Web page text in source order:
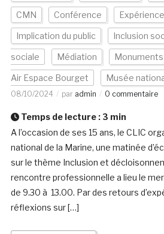
CMN Conférence
Implication du public Inclusion
sociale Médiation Monuments
Air Espace Bourget Musée
08/10/2024 par admin 0 commentaire
Temps de lecture : 3 min
A l’occasion de ses 15 ans, le CLIC
national de la Marine, une matinée
sur le thème Inclusion et
rencontre professionnelle a lieu le
de 9.30 à 13.00. Par des retours
réflexions sur […]